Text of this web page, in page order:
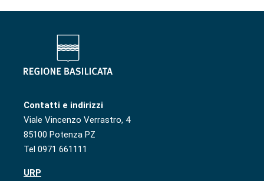
Contatti e indirizzi
Viale Vincenzo Verrastro, 4
85100 Potenza PZ
Tel 0971 661111
URP